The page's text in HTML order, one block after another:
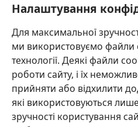
Налаштування
Для максимальної
ми використовуємо файли
технології. Деякі файли
роботи сайту, і їх
прийняти або відхилити
які використовуються
зручності користування
Пожертви
(відкривається
у
новому
вікні)
ОНЛАЙН-БІБЛІОТЕКА
(відкривається
у
новому
вікні)
JW Hub ®
(відкривається
у
новомуJW Library